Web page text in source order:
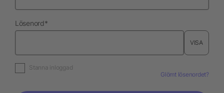
Lösenordnödvändig
*
VISA
Stanna inloggad
Glömt lösenordet?